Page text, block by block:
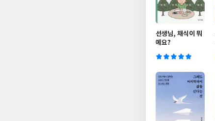
선생님, 채식이 뭐
예요?